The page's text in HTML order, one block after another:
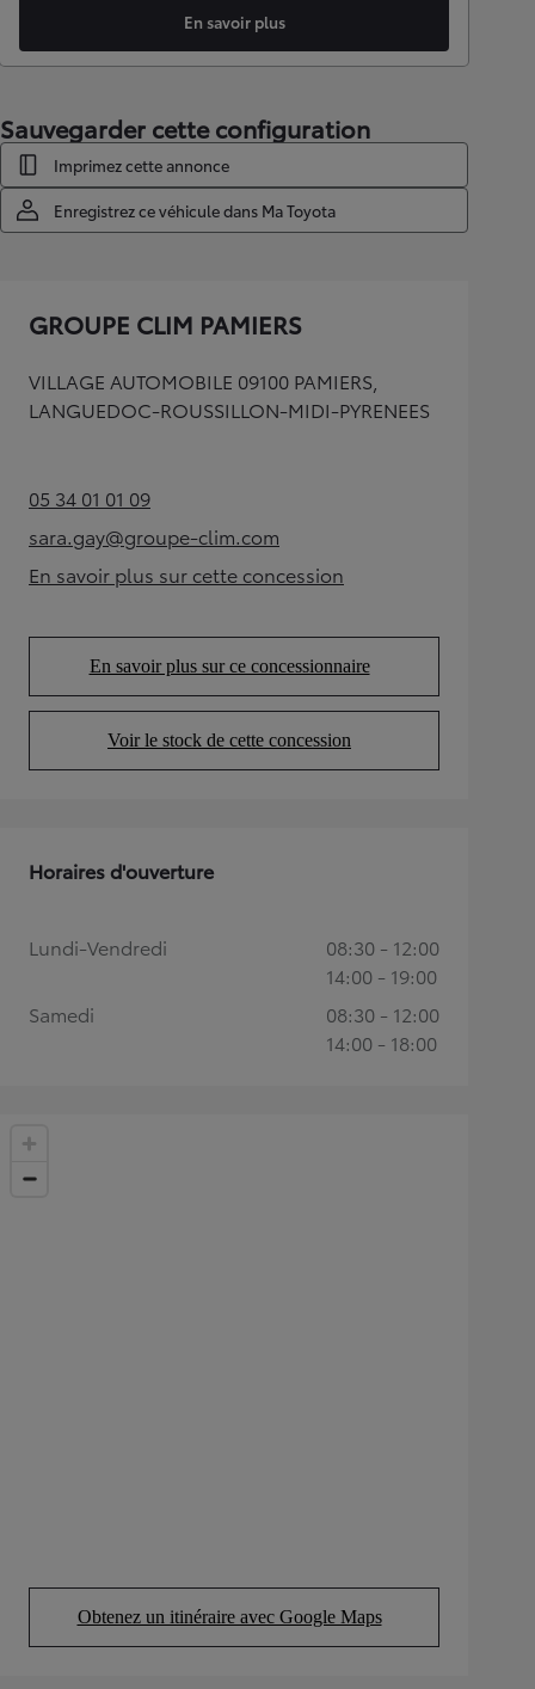
En savoir plus
Sauvegarder cette configuration
Imprimez cette annonce
Enregistrez ce véhicule dans Ma Toyota
GROUPE CLIM PAMIERS
VILLAGE AUTOMOBILE 09100 PAMIERS,
LANGUEDOC-ROUSSILLON-MIDI-PYRENEES
05 34 01 01 09(Opens in new tab)
sara.gay@groupe-clim.com
(Opens in new tab)
En savoir plus sur cette concession
(Opens in new tab)
En savoir plus sur ce concessionnaire
(Opens in new tab)
Voir le stock de cette concession
(Opens in new tab)
Obtenez un itinéraire avec Google Maps
(Opens in new tab)
Horaires d'ouverture
Lundi-Vendredi
08:30 - 12:00
14:00 - 19:00
Samedi
08:30 - 12:00
14:00 - 18:00